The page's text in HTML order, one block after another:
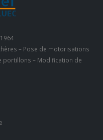
– Pose de motorisations
portillons – Modification de